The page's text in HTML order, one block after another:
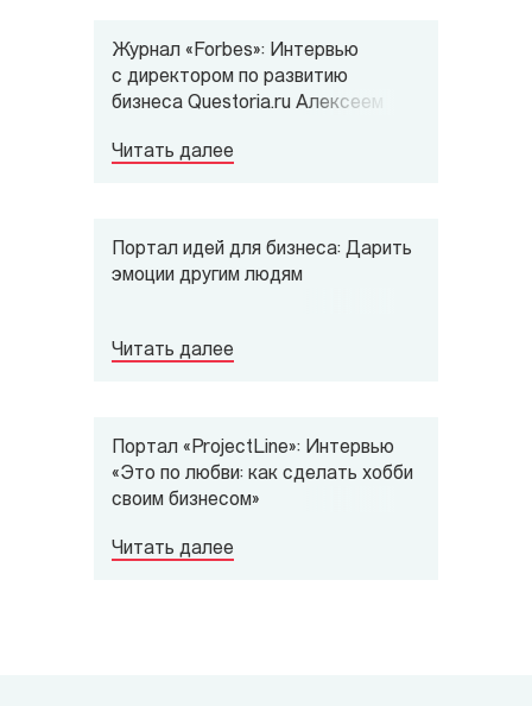
Журнал «Forbes»: Интервью
с директором по развитию
бизнеса Questoria.ru Алексеем
Читать далее
Портал идей для бизнеса: Дарить
эмоции другим людям
Читать далее
Портал «ProjectLine»: Интервью
«Это по любви: как сделать хобби
своим бизнесом»
Читать далее